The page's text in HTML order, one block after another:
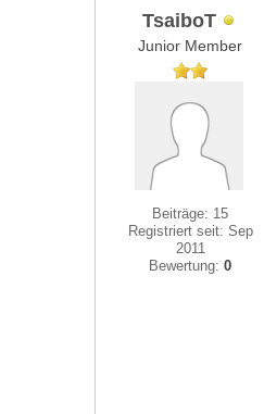
TsaiboT
Junior Member
Beiträge: 15
Registriert seit: Sep
2011
Bewertung:0